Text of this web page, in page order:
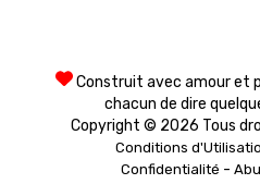
Construit avec amour et
chacun de dire
Copyright © 2026 Tous
Conditions
Confidentialité -